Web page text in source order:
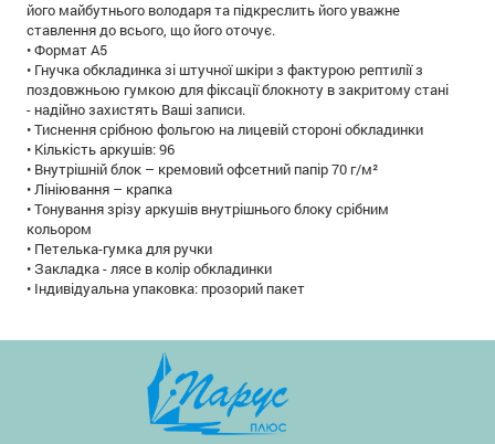
його майбутнього володаря та підкреслить його уважне
ставлення до всього, що його оточує.
• Формат А5
• Гнучка обкладинка зі штучної шкіри з фактурою рептилії з
поздовжньою гумкою для фіксації блокноту в закритому стані
- надійно захистять Ваші записи.
• Тиснення срібною фольгою на лицевій стороні обкладинки
• Кількість аркушів: 96
• Внутрішній блок – кремовий офсетний папір 70 г/м²
• Лініювання – крапка
• Тонування зрізу аркушів внутрішнього блоку срібним
кольором
• Петелька-гумка для ручки
• Закладка - лясе в колір обкладинки
• Індивідуальна упаковка: прозорий пакет